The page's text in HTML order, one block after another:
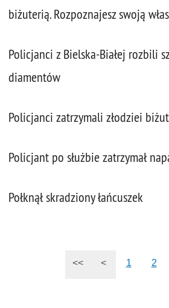
biżuterią. Rozpoznajesz swoją
Policjanci z Bielska-Białej rozbili
diamentów
Policjanci zatrzymali złodziei
Policjant po służbie zatrzymał
Połknął skradziony łańcuszek
<< < 1 2